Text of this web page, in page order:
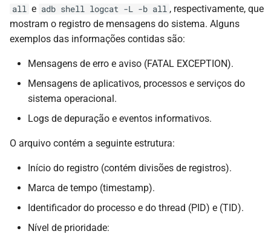
all e adb shell logcat -L -b all , respectivamente, que
mostram o registro de mensagens do sistema. Alguns
exemplos das informações contidas são:
Mensagens de erro e aviso (FATAL EXCEPTION).
Mensagens de aplicativos, processos e serviços do
sistema operacional.
Logs de depuração e eventos informativos.
O arquivo contém a seguinte estrutura:
Início do registro (contém divisões de registros).
Marca de tempo (timestamp).
Identificador do processo e do thread (PID) e (TID).
Nível de prioridade: